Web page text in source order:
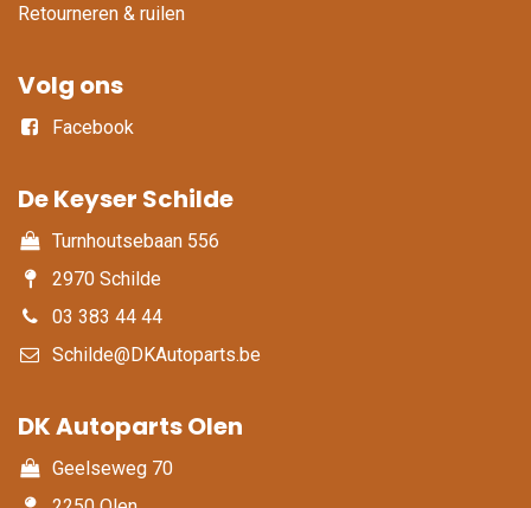
Retourneren & ruilen
Volg ons
Facebook
De Keyser Schilde
Turnhoutsebaan 556
2970 Schilde
03 383 44 44
Schilde@DKAutoparts.be
DK Autoparts Olen​
Geelseweg 70